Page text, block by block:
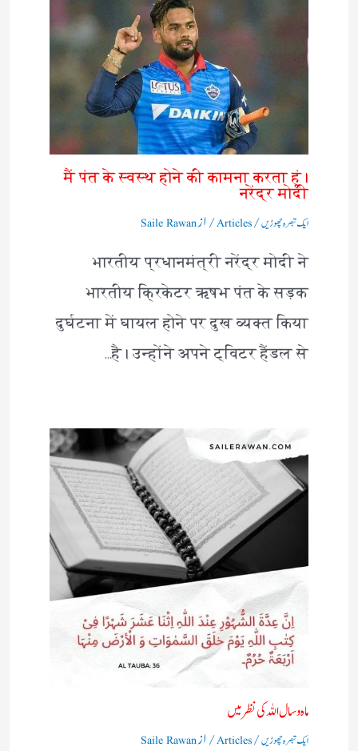
मैं पंत के स्वस्थ होने की कामना करता हूं।
नरेंद्र मोदी
ایک تبصرہ چھوڑیں/
Articles/ ازSaile Rawan
भारतीय प्रधानमंत्री नरेंद्र मोदी ने
भारतीय क्रिकेटर ऋषभ पंत के सड़क
दुर्घटना में घायल होने पर दुख व्यक्त किया
है। उन्होंने अपने ट्विटर हैंडल से…
ماہ و سال اللہ کی نظر میں
ایک تبصرہ چھوڑیں/
Articles/ ازSaile Rawan